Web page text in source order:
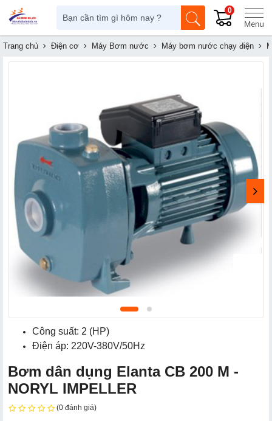
0
Trang chủ Điện cơ Máy Bơm nước Máy bơm nước chạy điện
Công suất: 2 (HP)
Điện áp: 220V-380V/50Hz
Bơm dân dụng Elanta CB 200 M -
NORYL IMPELLER
(0 đánh giá)